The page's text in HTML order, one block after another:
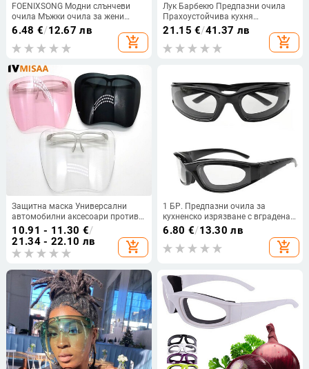
FOENIXSONG Модни слънчеви
очила Мъжки очила за жени
Работни очила Wrap Сини
прозрачни червени розови очила
за защита на очите
6.48 €/12.67 лв
add_shopping_cart
Лук Барбекю Предпазни очила
Прахоустойчива кухня
Специални защитни очила
Нарязване Рязане Евтини
кухненски аксесоари за готвене
21.15 €/41.37 лв
add_shopping_cart
Защитна маска Универсални
автомобилни аксесоари против
пръскане Цялолицева маска
Устойчив щит за лице
Автомобилни прозрачни очила
10.91 - 11.30 €/
21.34 - 22.10 лв
add_shopping_cart
1 БР. Предпазни очила за
кухненско изрязване с вградена
гъба
6.80 €/13.30 лв
add_shopping_cart